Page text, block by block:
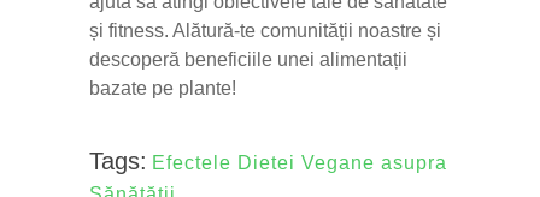
și fitness. Alătură-te comunității noastre și
descoperă beneficiile unei alimentații
bazate pe plante!
Tags: Efectele Dietei Vegane asupra